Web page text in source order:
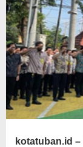
kotatuban.id